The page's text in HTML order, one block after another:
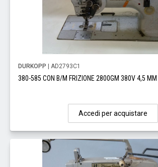
DURKOPP | AD2793C1
380-585 CON B/M FRIZIONE 2800GM 380V 4,5 MM
Accedi per acquistare